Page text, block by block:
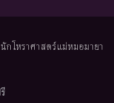
โหราศาสตร์แม่หมอมายา